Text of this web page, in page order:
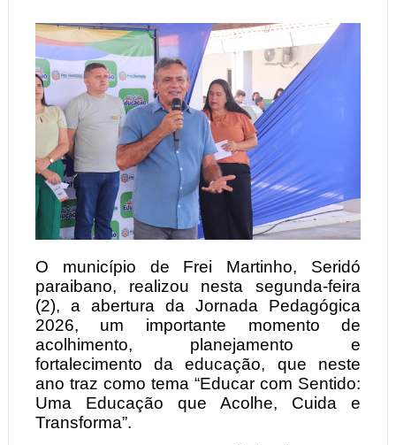
O município de Frei Martinho, Seridó
paraibano, realizou nesta segunda-feira
(2), a abertura da Jornada Pedagógica
2026, um importante momento de
acolhimento, planejamento e
fortalecimento da educação, que neste
ano traz como tema “Educar com Sentido:
Uma Educação que Acolhe, Cuida e
Transforma”.